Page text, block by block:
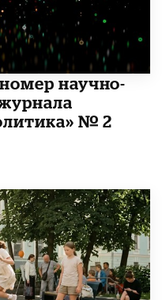
научно-
№ 2